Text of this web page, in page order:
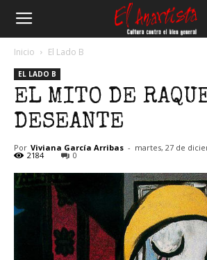
Anartista
Inicio El Lado B
EL LADO B
EL MITO DE
DESEANTE
Por Viviana García Arribas - martes, 27 de
2184 0